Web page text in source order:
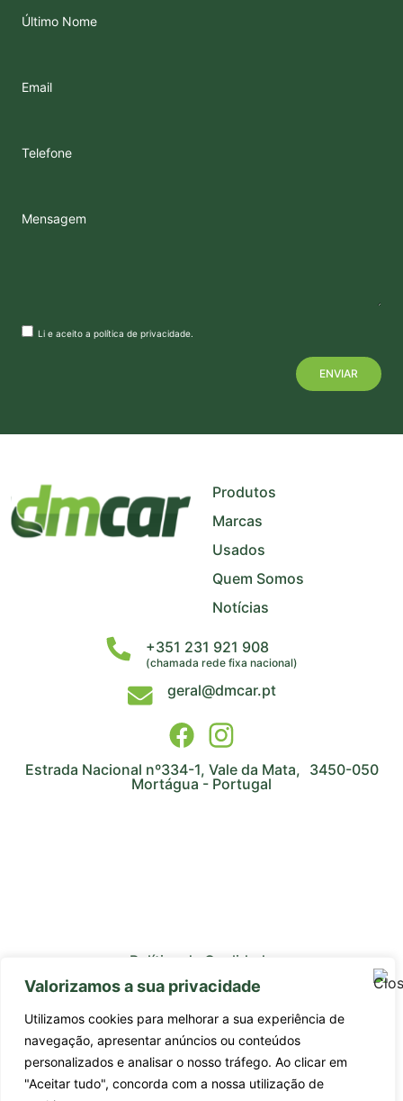
Valorizamos a sua privacidade
Utilizamos cookies para melhorar a sua experiência de
navegação, apresentar anúncios ou conteúdos
personalizados e analisar o nosso tráfego. Ao clicar em
"Aceitar tudo", concorda com a nossa utilização de
Último Nome
Email
Telefone
Mensagem
Li e aceito a política de privacidade
Produtos
Marcas
Usados
Quem Somos
Notícias
+351 231 921 908
(chamada rede fixa nacional)
geral@dmcar.pt
Estrada Nacional nº334-1, Vale da Mata, 3450-050
Mortágua - Portugal
Política de Qualidade
Avaliação de Fornecedores
Subcontratados
Estágios Profissionais